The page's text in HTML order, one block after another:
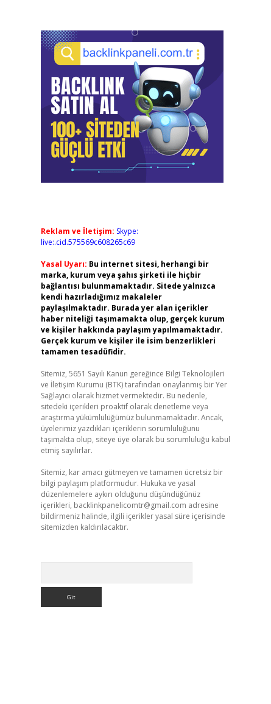
Reklam ve İletişim: Skype:
live:.cid.575569c608265c69
Yasal Uyarı: Bu internet sitesi, herhangi bir
marka, kurum veya şahıs şirketi ile hiçbir
bağlantısı bulunmamaktadır. Sitede yalnızca
kendi hazırladığımız makaleler
paylaşılmaktadır. Burada yer alan içerikler
haber niteliği taşımamakta olup, gerçek kurum
ve kişiler hakkında paylaşım yapılmamaktadır.
Gerçek kurum ve kişiler ile isim benzerlikleri
tamamen tesadüfidir.
Sitemiz, 5651 Sayılı Kanun gereğince Bilgi Teknolojileri
ve İletişim Kurumu (BTK) tarafından onaylanmış bir Yer
Sağlayıcı olarak hizmet vermektedir. Bu nedenle,
sitedeki içerikleri proaktif olarak denetleme veya
araştırma yükümlülüğümüz bulunmamaktadır. Ancak,
üyelerimiz yazdıkları içeriklerin sorumluluğunu
taşımakta olup, siteye üye olarak bu sorumluluğu kabul
etmiş sayılırlar.
Sitemiz, kar amacı gütmeyen ve tamamen ücretsiz bir
bilgi paylaşım platformudur. Hukuka ve yasal
düzenlemelere aykırı olduğunu düşündüğünüz
içerikleri, backlinkpanelicomtr@gmail.com adresine
bildirmeniz halinde, ilgili içerikler yasal süre içerisinde
sitemizden kaldırılacaktır.